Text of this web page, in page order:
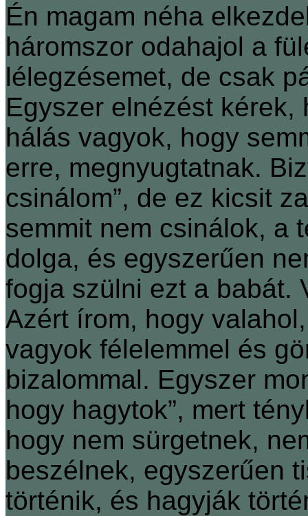
Én magam néha
háromszor odahajol a
lélegzésemet, de csak
Egyszer elnézést
hálás vagyok, hogy
erre, megnyugtatnak.
csinálom”, de ez kicsit
semmit nem csinálok, a
dolga, és egyszerűen
fogja szülni ezt a babát.
Azért írom, hogy
vagyok félelemmel és
bizalommal. Egyszer
hogy hagytok”, mert
hogy nem sürgetnek,
beszélnek, egyszerűen
történik, és hagyják